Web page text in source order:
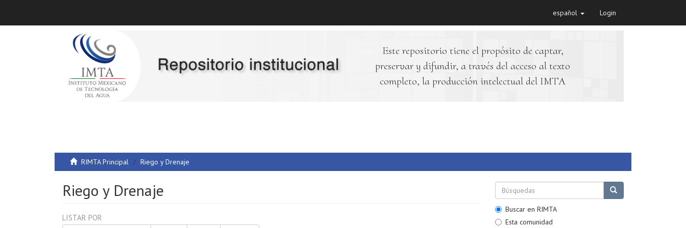
español Login
Este repositorio tiene el propósito de captar,
preservar y difundir, a través del acceso al texto
completo, la producción intelectual del IMTA
RIMTA Principal Riego y Drenaje
Riego y Drenaje
LISTAR POR
Buscar en RIMTA
Esta comunidad